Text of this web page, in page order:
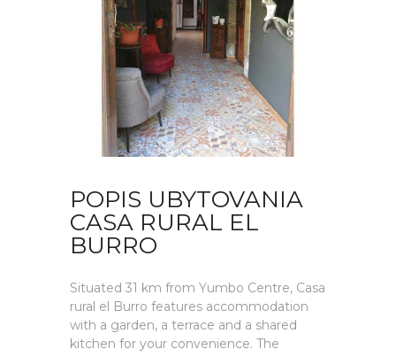
POPIS UBYTOVANIA
CASA RURAL EL
BURRO
Situated 31 km from Yumbo Centre, Casa
rural el Burro features accommodation
with a garden, a terrace and a shared
kitchen for your convenience. The